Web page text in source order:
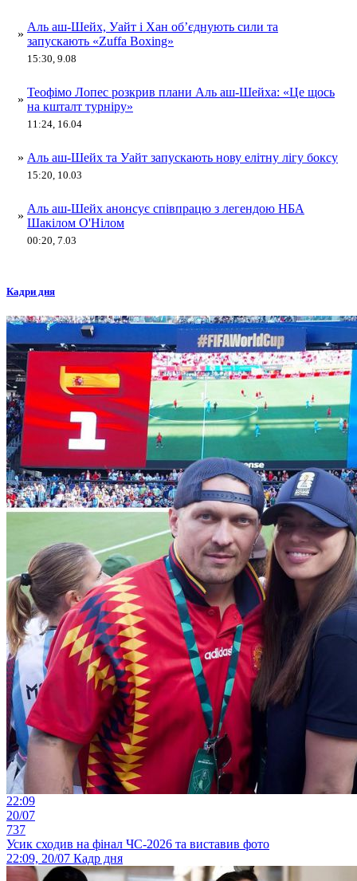
»
Аль аш-Шейх, Уайт і Хан об’єднують сили та
запускають «Zuffa Boxing»
15:30, 9.08
»
Теофімо Лопес розкрив плани Аль аш-Шейха: «Це щось
на кшталт турніру»
11:24, 16.04
» Аль аш-Шейх та Уайт запускають нову елітну лігу боксу
15:20, 10.03
»
Аль аш-Шейх анонсує співпрацю з легендою НБА
Шакілом О'Нілом
00:20, 7.03
Кадри дня
22:09
20/07
737
Усик сходив на фінал ЧС-2026 та виставив фото
22:09, 20/07 Кадр дня